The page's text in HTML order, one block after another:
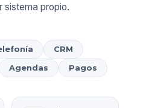
sistema propio.
CRM
Agendas Pagos